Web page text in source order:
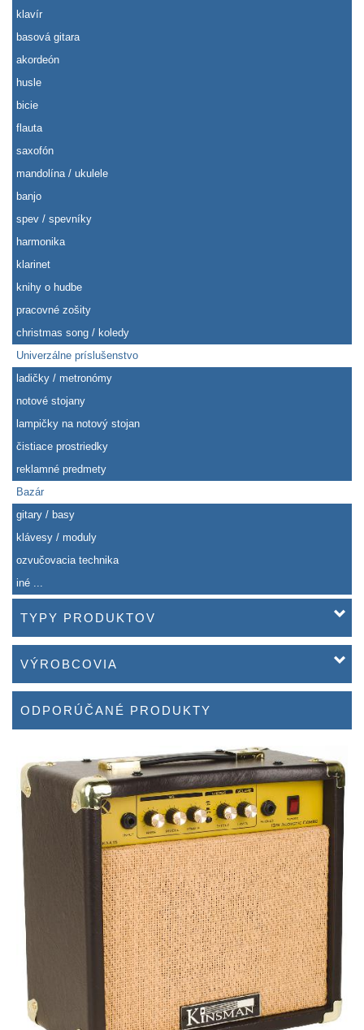
klavír
basová gitara
akordeón
husle
bicie
flauta
saxofón
mandolína / ukulele
banjo
spev / spevníky
harmonika
klarinet
knihy o hudbe
pracovné zošity
christmas song / koledy
Univerzálne príslušenstvo
ladičky / metronómy
notové stojany
lampičky na notový stojan
čistiace prostriedky
reklamné predmety
Bazár
gitary / basy
klávesy / moduly
ozvučovacia technika
iné ...
TYPY PRODUKTOV
VÝROBCOVIA
ODPORÚČANÉ PRODUKTY